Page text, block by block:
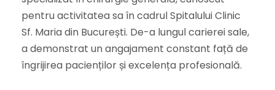
pentru activitatea sa în cadrul Spitalului Clinic
Sf. Maria din București. De-a lungul carierei sale,
a demonstrat un angajament constant față de
îngrijirea pacienților și excelența profesională.